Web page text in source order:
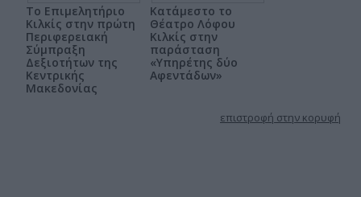
Το Επιμελητήριο
Κιλκίς στην πρώτη
Περιφερειακή
Σύμπραξη
Δεξιοτήτων της
Κεντρικής
Μακεδονίας
Κατάμεστο το
Θέατρο Λόφου
Κιλκίς στην
παράσταση
«Υπηρέτης δύο
Αφεντάδων»
επιστροφή στην κορυφή